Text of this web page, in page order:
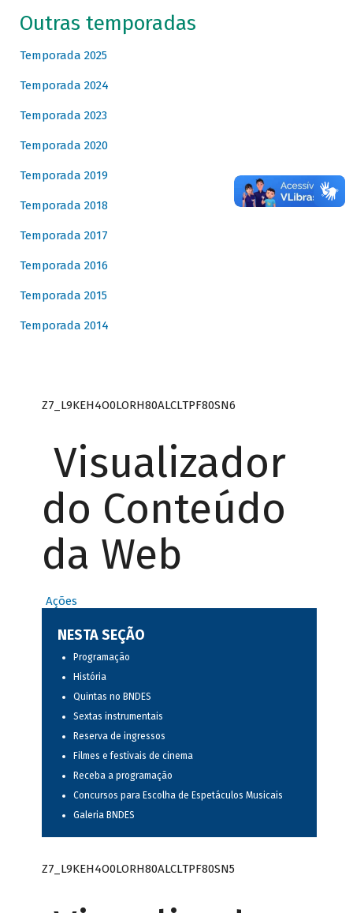
Outras temporadas
Temporada 2025
Temporada 2024
Temporada 2023
Temporada 2020
Temporada 2019
Temporada 2018
Temporada 2017
Temporada 2016
Temporada 2015
Temporada 2014
Z7_L9KEH4O0LORH80ALCLTPF80SN6
Visualizador
do Conteúdo
da Web
Ações
NESTA SEÇÃO
Programação
História
Quintas no BNDES
Sextas instrumentais
Reserva de ingressos
Filmes e festivais de cinema
Receba a programação
Concursos para Escolha de Espetáculos Musicais
Galeria BNDES
Z7_L9KEH4O0LORH80ALCLTPF80SN5